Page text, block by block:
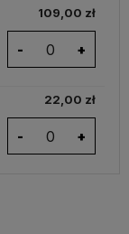
109,00 zł
- +
22,00 zł
- +